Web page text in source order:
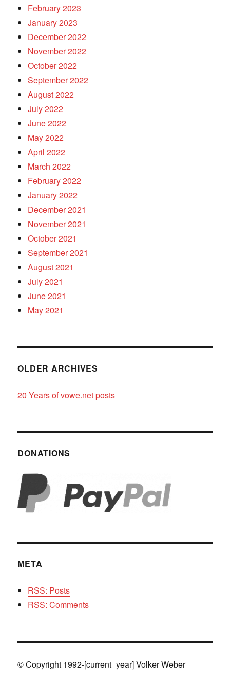
February 2023
January 2023
December 2022
November 2022
October 2022
September 2022
August 2022
July 2022
June 2022
May 2022
April 2022
March 2022
February 2022
January 2022
December 2021
November 2021
October 2021
September 2021
August 2021
July 2021
June 2021
May 2021
OLDER ARCHIVES
20 Years of vowe.net posts
DONATIONS
META
RSS: Posts
RSS: Comments
© Copyright 1992-[current_year] Volker Weber